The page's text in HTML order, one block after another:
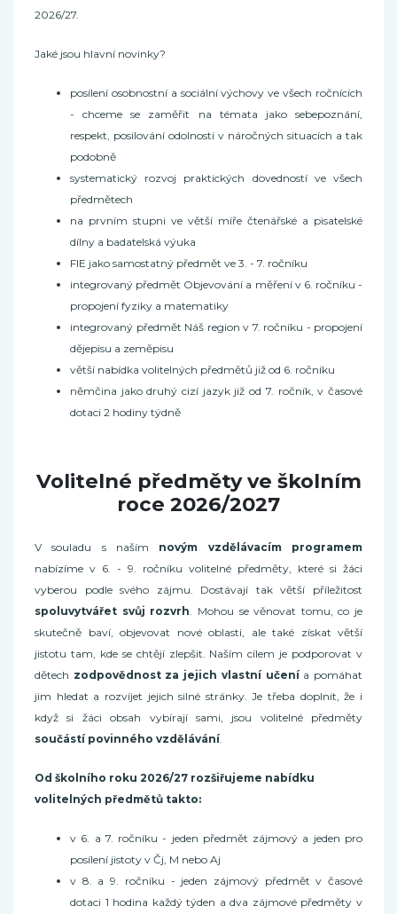
2026/27.
Jaké jsou hlavní novinky?
posílení osobnostní a sociální výchovy ve všech ročnících
- chceme se zaměřit na témata jako sebepoznání,
respekt, posilování odolnosti v náročných situacích a tak
podobně
systematický rozvoj praktických dovedností ve všech
předmětech
na prvním stupni ve větší míře čtenářské a pisatelské
dílny a badatelská výuka
FIE jako samostatný předmět ve 3. - 7. ročníku
integrovaný předmět Objevování a měření v 6. ročníku -
propojení fyziky a matematiky
integrovaný předmět Náš region v 7. ročníku - propojení
dějepisu a zeměpisu
větší nabídka volitelných předmětů již od 6. ročníku
němčina jako druhý cizí jazyk již od 7. ročník, v časové
dotaci 2 hodiny týdně
Volitelné předměty ve školním
roce 2026/2027
V souladu s naším novým vzdělávacím programem
nabízíme v 6. - 9. ročníku volitelné předměty, které si žáci
vyberou podle svého zájmu. Dostávají tak větší příležitost
spoluvytvářet svůj rozvrh. Mohou se věnovat tomu, co je
skutečně baví, objevovat nové oblasti, ale také získat větší
jistotu tam, kde se chtějí zlepšit. Naším cílem je podporovat v
dětech zodpovědnost za jejich vlastní učenía pomáhat
jim hledat a rozvíjet jejich silné stránky. Je třeba doplnit, že i
když si žáci obsah vybírají sami, jsou volitelné předměty
součástí povinného vzdělávání.
Od školního roku 2026/27 rozšiřujeme nabídku
volitelných předmětů takto:
v 6. a 7. ročníku - jeden předmět zájmový a jeden pro
posílení jistoty v Čj, M nebo Aj
v 8. a 9. ročníku - jeden zájmový předmět v časové
dotaci 1 hodina každý týden a dva zájmové předměty v